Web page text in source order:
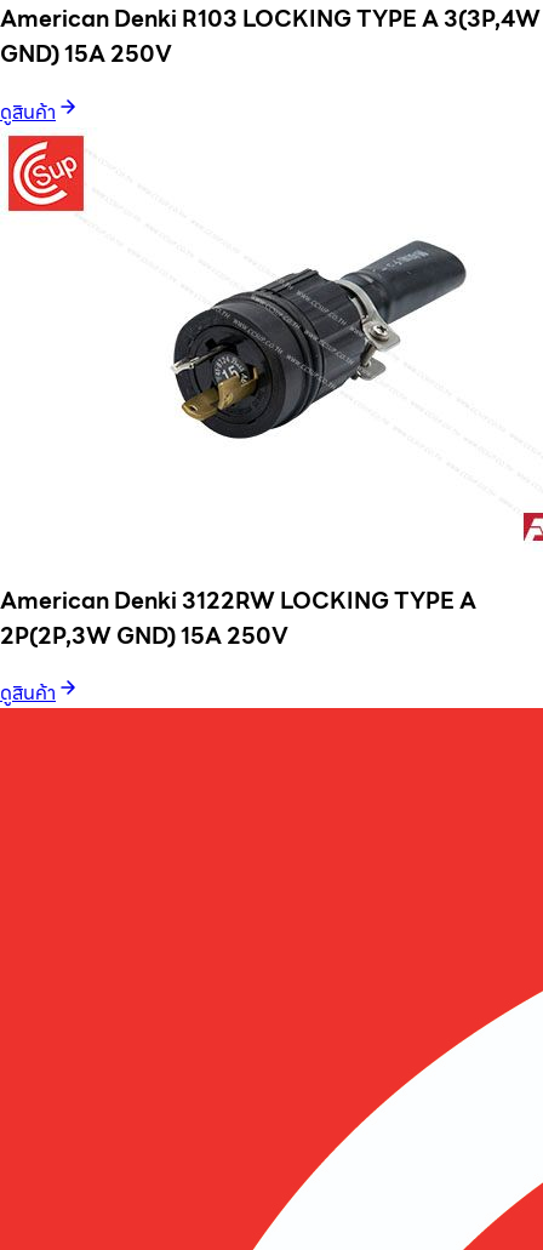
American Denki R103 LOCKING TYPE A 3(3P,4W
GND) 15A 250V
ดูสินค้า
American Denki 3122RW LOCKING TYPE A
2P(2P,3W GND) 15A 250V
ดูสินค้า